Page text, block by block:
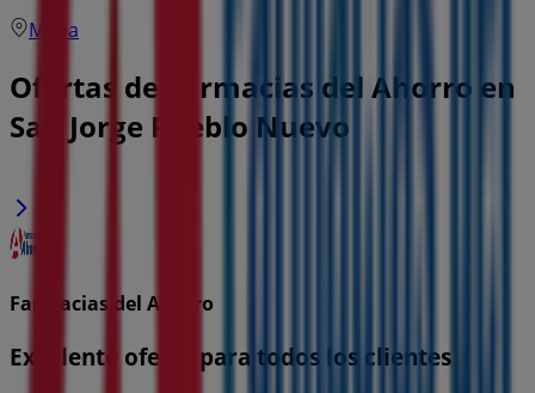
Mapa
Ofertas de Farmacias del Ahorro en
San Jorge Pueblo Nuevo
Farmacias del Ahorro
Excelente oferta para todos los clientes